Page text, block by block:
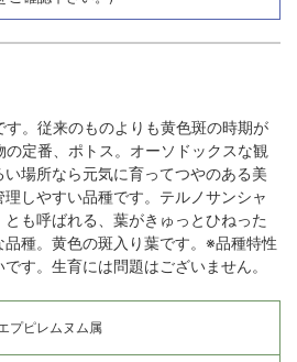
。従来のものよりも黄色斑の時期が
定番、ポトス。オーソドックスな観
場所なら元気に育ってつやのある美
しやすい品種です。テルノサンシャ
も呼ばれる、葉がきゅっとひねった
種。黄色の斑入り葉です。※品種特性
す。生育には問題はございません。
プピレムヌム属